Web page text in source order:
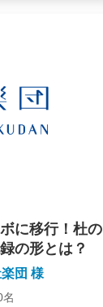
に移行！杜の
の形とは？
団 様